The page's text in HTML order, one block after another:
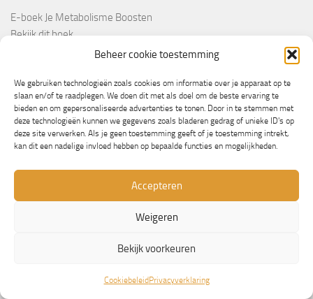
Beheer cookie toestemming
We gebruiken technologieën zoals cookies om informatie over je apparaat op te
slaan en/of te raadplegen. We doen dit met als doel om de beste ervaring te
bieden en om gepersonaliseerde advertenties te tonen. Door in te stemmen met
deze technologieën kunnen we gegevens zoals bladeren gedrag of unieke ID's op
deze site verwerken. Als je geen toestemming geeft of je toestemming intrekt,
kan dit een nadelige invloed hebben op bepaalde functies en mogelijkheden.
Accepteren
Weigeren
Bekijk voorkeuren
CookiebeleidPrivacyverklaring
E-boek Je Metabolisme Boosten
Bekijk dit boek
E-boek Van Stress Naar Geluk